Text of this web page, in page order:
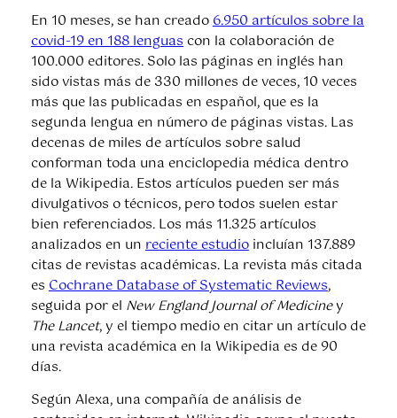
En 10 meses, se han creado6.950 artículos sobre la
covid-19 en 188 lenguascon la colaboración de
100.000 editores. Solo las páginas en inglés han
sido vistas más de 330 millones de veces, 10 veces
más que las publicadas en español, que es la
segunda lengua en número de páginas vistas. Las
decenas de miles de artículos sobre salud
conforman toda una enciclopedia médica dentro
de la Wikipedia. Estos artículos pueden ser más
divulgativos o técnicos, pero todos suelen estar
bien referenciados. Los más 11.325 artículos
analizados en unreciente estudioincluían 137.889
citas de revistas académicas. La revista más citada
esCochrane Database of Systematic Reviews,
seguida por el New England Journal of Mediciney
The Lancet, y el tiempo medio en citar un artículo de
una revista académica en la Wikipedia es de 90
días.
Según Alexa, una compañía de análisis de